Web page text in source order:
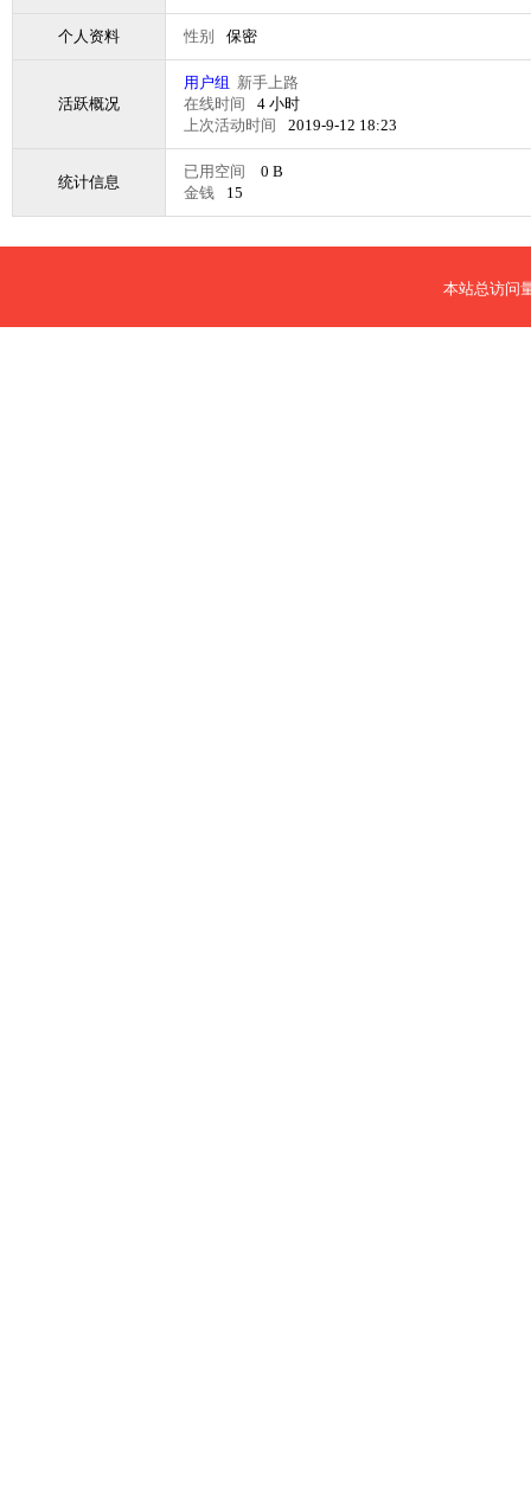
个人资料 性别 保密
活跃概况
用户组 新手上路
在线时间
4 小时
上次活动时间
2019-9-12 18:23
统计信息
已用空间
0 B
金钱
15
本站总访问